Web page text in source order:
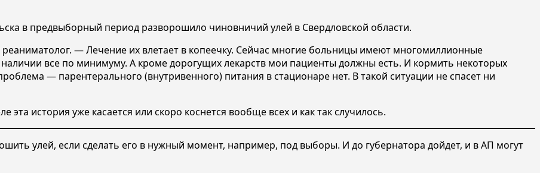
в предвыборный период разворошило чиновничий улей в Свердловской области.
— Лечение их влетает в копеечку. Сейчас многие больницы имеют многомиллионные
все по минимуму. А кроме дорогущих лекарств мои пациенты должны есть. И кормить некоторых
— парентерального (внутривенного) питания в стационаре нет. В такой ситуации не спасет ни
история уже касается или скоро коснется вообще всех и как так случилось.
улей, если сделать его в нужный момент, например, под выборы. И до губернатора дойдет, и в АП могут